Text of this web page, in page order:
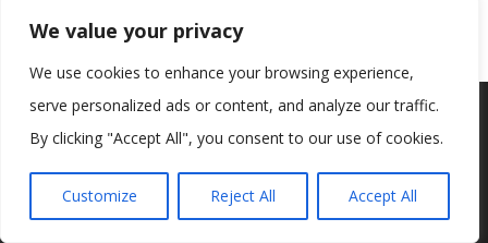
We value your privacy
We use cookies to enhance your browsing experience,
serve personalized ads or content, and analyze our traffic.
By clicking "Accept All", you consent to our use of cookies.
Customize Reject All Accept All
Koristimo kolačiće kako bismo vam pružili najbolje iskustvo na
našoj web stranici.
Informacije o kolačićima koje koristimo ili opcije za
Prihvaćam